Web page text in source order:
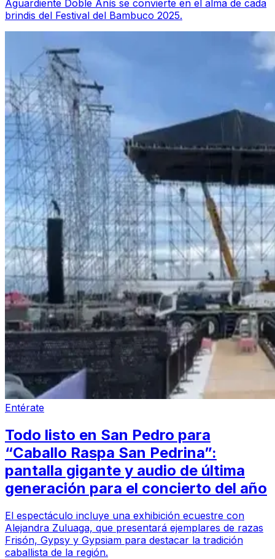
Aguardiente Doble Anís se convierte en el alma de cada
brindis del Festival del Bambuco 2025.
Entérate
Todo listo en San Pedro para
“Caballo Raspa San Pedrina”:
pantalla gigante y audio de última
generación para el concierto del año
El espectáculo incluye una exhibición ecuestre con
Alejandra Zuluaga, que presentará ejemplares de razas
Frisón, Gypsy y Gypsiam para destacar la tradición
caballista de la región.